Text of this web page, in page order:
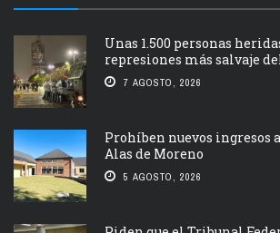
Unas 1.500 personas
represiones más salvaje
7 AGOSTO, 2026
Prohíben nuevos ingresos
Alas de Moreno
5 AGOSTO, 2026